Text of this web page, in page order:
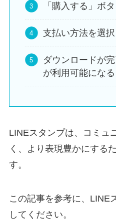
「購入する」ボ
支払い方法を選
ダウンロードが
が利用可能になる
LINEスタンプは、コミュ
く、より表現豊かにする
す。
この記事を参考に、LINE
してください。